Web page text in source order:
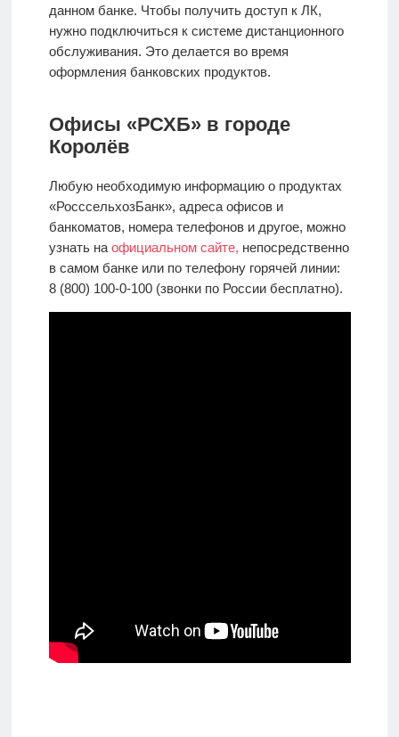
данном банке. Чтобы получить доступ к ЛК,
нужно подключиться к системе дистанционного
обслуживания. Это делается во время
оформления банковских продуктов.
Офисы «РСХБ» в городе
Королёв
Любую необходимую информацию о продуктах
«РосссельхозБанк», адреса офисов и
банкоматов, номера телефонов и другое, можно
узнать на официальном сайте, непосредственно
в самом банке или по телефону горячей линии:
8 (800) 100-0-100 (звонки по России бесплатно).